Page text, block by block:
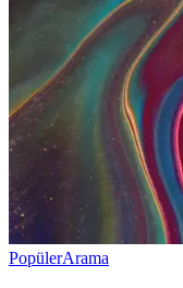
PopülerArama